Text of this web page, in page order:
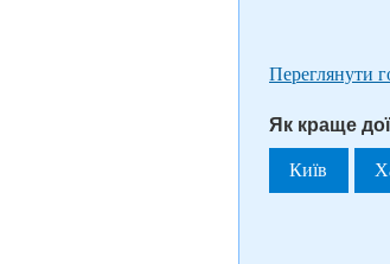
Переглянути
Як краще
Київ